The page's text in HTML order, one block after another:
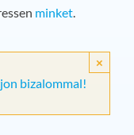
minket.
bizalommal!
×